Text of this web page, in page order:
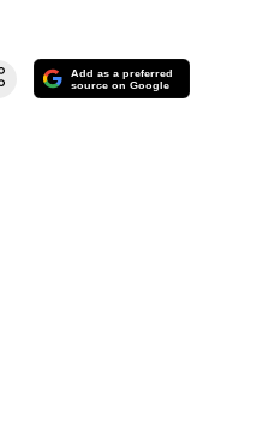
Add as a preferred
source on Google